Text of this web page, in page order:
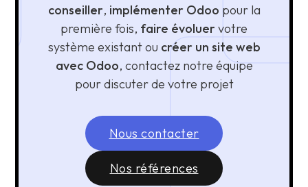
conseiller, implémenter Odoo pour la
première fois, faire évoluer votre
système existant ou créer un site web
avec Odoo, contactez notre équipe
pour discuter de votre projet
Nous contacter
Nos références